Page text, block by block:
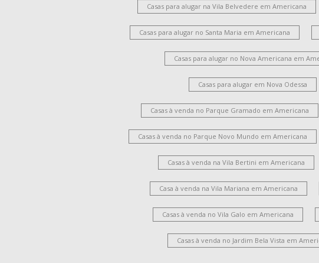
Casas para alugar na Vila Belvedere em Americana
Casas para alugar no Santa Maria em Americana
Casas para alugar no Nova Americana em
Casas para alugar em Nova Odessa
Casas à venda no Parque Gramado em Americana
Casas à venda no Parque Novo Mundo em Americana
Casas à venda na Vila Bertini em Americana
Casa à venda na Vila Mariana em Americana
Casas à venda no Vila Galo em Americana
Casas à venda no Jardim Bela Vista em